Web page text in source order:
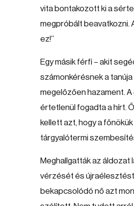
vita bontakozott ki a
megpróbált beavatkozni.
ez!”
Egy másik férfi – akit
számonkérésnek a
megelőzően hazament.
értetlenül fogadta a hírt.
kellett azt, hogy a
tárgyalótermi
Meghallgatták az áldozat
vérzését és újraélesztést
bekapcsolódó nő azt